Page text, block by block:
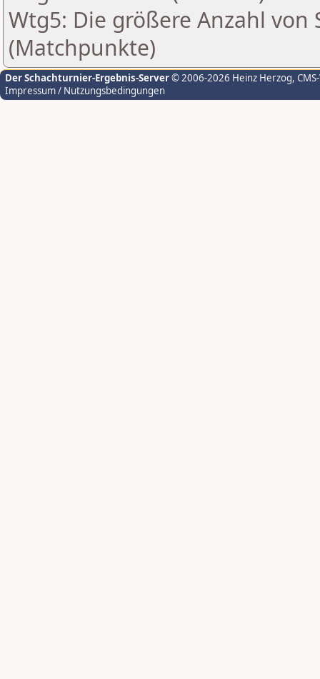
Wtg5: Die größere Anzahl von
(Matchpunkte)
Der Schachturnier-Ergebnis-Server© 2006-2026 Heinz Herzog,
Impressum / Nutzungsbedingungen